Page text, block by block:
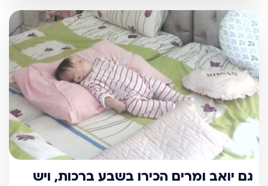
גם יואב ומרים הכירו בשבע ברכות, ויש